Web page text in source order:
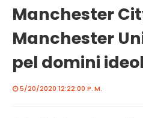
Manchester
Manchester
pel domini
5/20/2020 12:22:00 P. M.